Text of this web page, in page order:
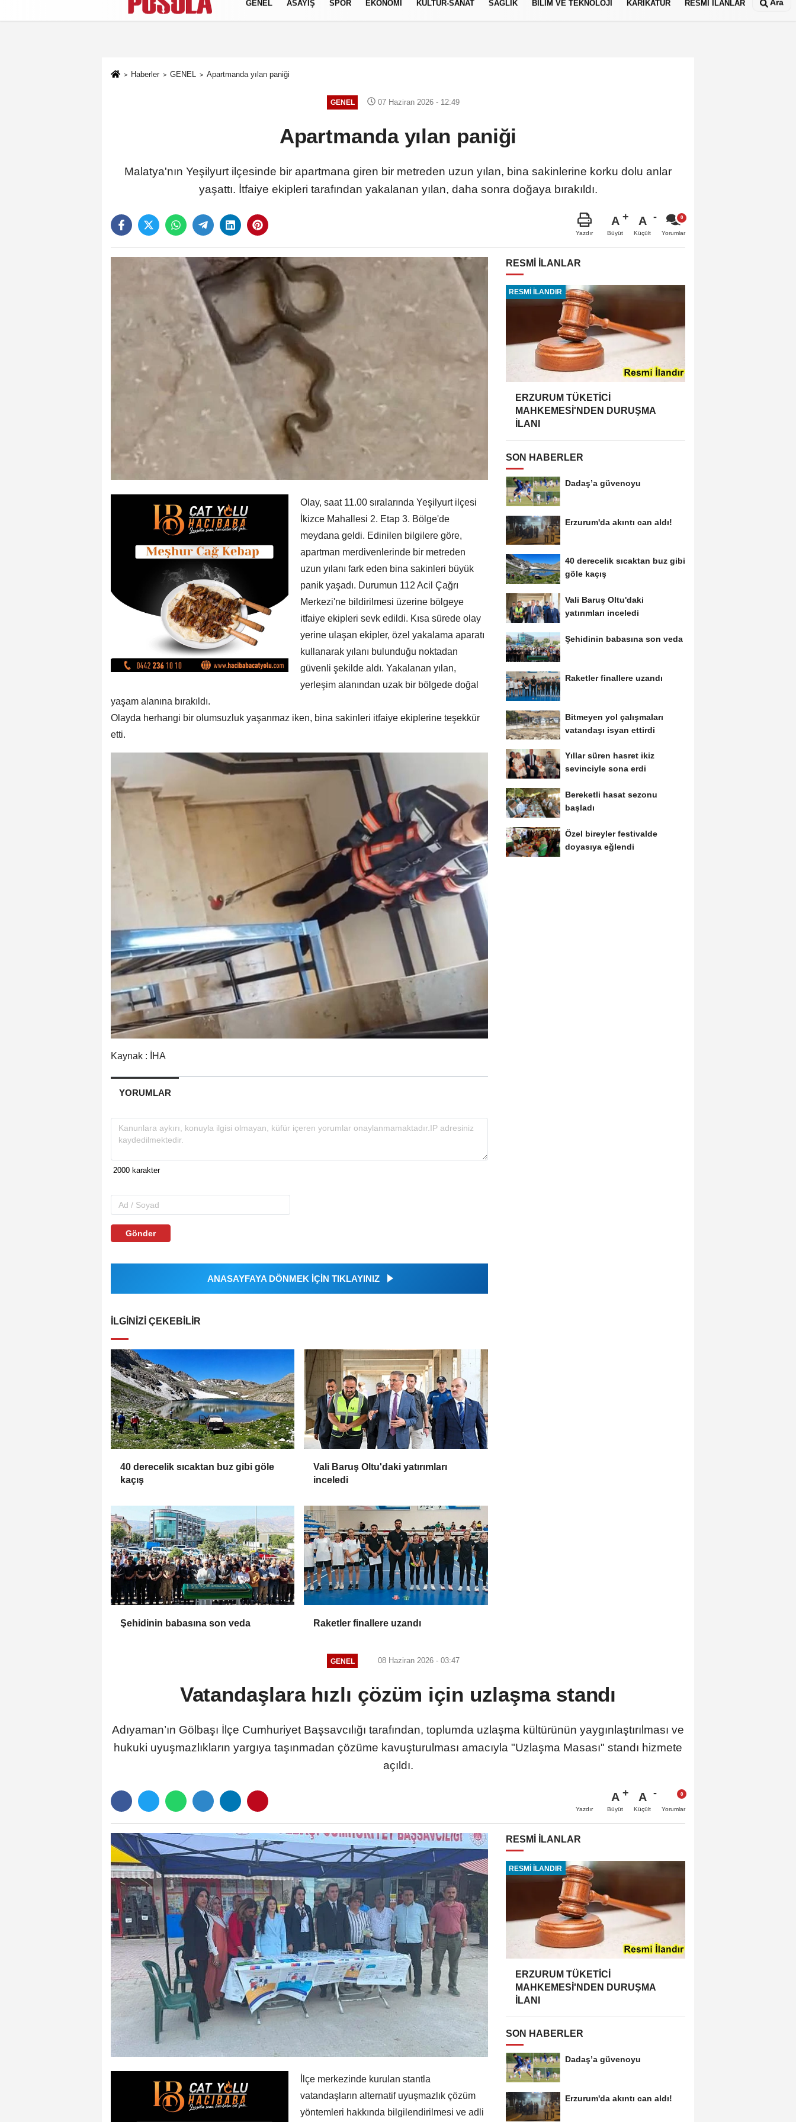
Künye İletişim Gizlilik Politikası
GENEL ASAYİŞ SPOR EKONOMİ KÜLTÜR-SANAT SAĞLIK BİLİM VE TEKNOLOJİ KARİKATÜR RESMİ İLANLAR Ara
Haberler GENEL Apartmanda yılan paniği
GENEL 07 Haziran 2026 - 12:49
Apartmanda yılan paniği
Malatya'nın Yeşilyurt ilçesinde bir apartmana giren bir metreden uzun yılan, bina sakinlerine korku dolu anlar
yaşattı. İtfaiye ekipleri tarafından yakalanan yılan, daha sonra doğaya bırakıldı.
Yazdır
A
Büyüt
A
Küçült Yorumlar
Olay, saat 11.00 sıralarında Yeşilyurt ilçesi
İkizce Mahallesi 2. Etap 3. Bölge'de
meydana geldi. Edinilen bilgilere göre,
apartman merdivenlerinde bir metreden
uzun yılanı fark eden bina sakinleri büyük
panik yaşadı. Durumun 112 Acil Çağrı
Merkezi'ne bildirilmesi üzerine bölgeye
itfaiye ekipleri sevk edildi. Kısa sürede olay
yerine ulaşan ekipler, özel yakalama aparatı
kullanarak yılanı bulunduğu noktadan
güvenli şekilde aldı. Yakalanan yılan,
yerleşim alanından uzak bir bölgede doğal
yaşam alanına bırakıldı.
Olayda herhangi bir olumsuzluk yaşanmaz iken, bina sakinleri itfaiye ekiplerine teşekkür
etti.
Kaynak : İHA
YORUMLAR
Gönder
ANASAYFAYA DÖNMEK İÇİN TIKLAYINIZ
İLGINIZI ÇEKEBILIR
40 derecelik sıcaktan buz gibi göle
kaçış
Vali Baruş Oltu'daki yatırımları
inceledi
Şehidinin babasına son veda Raketler finallere uzandı
RESMİ İLANLAR
RESMİ İLANDIR
ERZURUM TÜKETİCİ
MAHKEMESİ'NDEN DURUŞMA
İLANI
SON HABERLER
Dadaş’a güvenoyu
Erzurum'da akıntı can aldı!
40 derecelik sıcaktan buz gibi
göle kaçış
Vali Baruş Oltu'daki
yatırımları inceledi
Şehidinin babasına son veda
Raketler finallere uzandı
Bitmeyen yol çalışmaları
vatandaşı isyan ettirdi
Yıllar süren hasret ikiz
sevinciyle sona erdi
Bereketli hasat sezonu
başladı
Özel bireyler festivalde
doyasıya eğlendi
GENEL 08 Haziran 2026 - 03:47
Vatandaşlara hızlı çözüm için uzlaşma standı
Adıyaman’ın Gölbaşı İlçe Cumhuriyet Başsavcılığı tarafından, toplumda uzlaşma kültürünün yaygınlaştırılması ve
hukuki uyuşmazlıkların yargıya taşınmadan çözüme kavuşturulması amacıyla "Uzlaşma Masası" standı hizmete
açıldı.
Yazdır
A
Büyüt
A
Küçült Yorumlar
İlçe merkezinde kurulan stantla
vatandaşların alternatif uyuşmazlık çözüm
yöntemleri hakkında bilgilendirilmesi ve adli
RESMİ İLANLAR
RESMİ İLANDIR
ERZURUM TÜKETİCİ
MAHKEMESİ'NDEN DURUŞMA
İLANI
SON HABERLER
Dadaş’a güvenoyu
Erzurum'da akıntı can aldı!